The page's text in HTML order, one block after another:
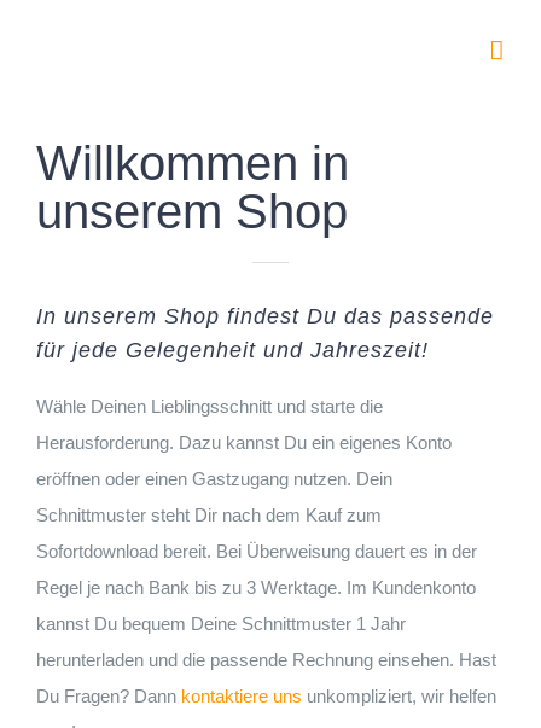
Willkommen in
unserem Shop
In unserem Shop findest Du das passende
für jede Gelegenheit und Jahreszeit!
Wähle Deinen Lieblingsschnitt und starte die
Herausforderung. Dazu kannst Du ein eigenes Konto
eröffnen oder einen Gastzugang nutzen. Dein
Schnittmuster steht Dir nach dem Kauf zum
Sofortdownload bereit. Bei Überweisung dauert es in der
Regel je nach Bank bis zu 3 Werktage. Im Kundenkonto
kannst Du bequem Deine Schnittmuster 1 Jahr
herunterladen und die passende Rechnung einsehen. Hast
Du Fragen? Dann kontaktiere uns unkompliziert, wir helfen